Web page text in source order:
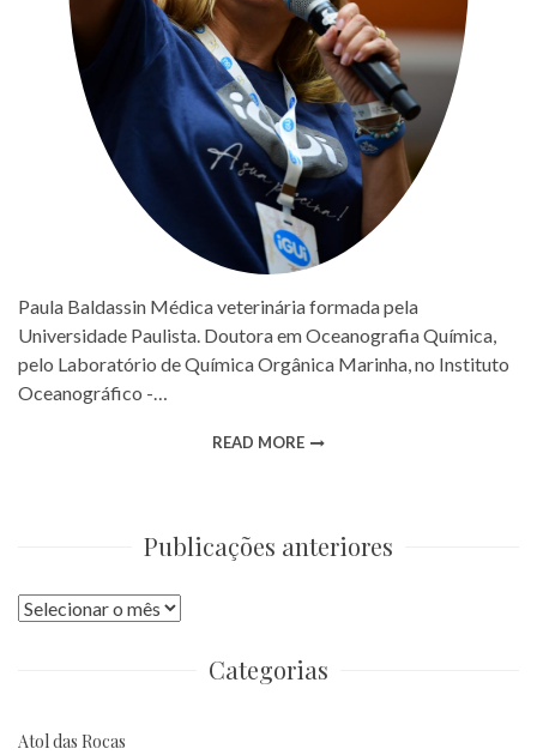
Paula Baldassin Médica veterinária formada pela
Universidade Paulista. Doutora em Oceanografia Química,
pelo Laboratório de Química Orgânica Marinha, no Instituto
Oceanográfico -…
READ MORE
Publicações anteriores
Publicações
Categorias
Atol das Rocas